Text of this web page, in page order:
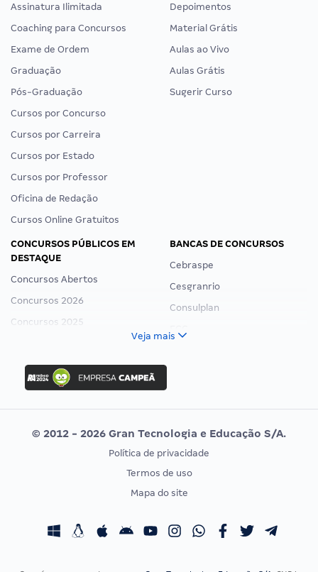
Assinatura Ilimitada
Coaching para Concursos
Exame de Ordem
Graduação
Pós-Graduação
Cursos por Concurso
Cursos por Carreira
Cursos por Estado
Cursos por Professor
Oficina de Redação
Cursos Online Gratuitos
Depoimentos
Material Grátis
Aulas ao Vivo
Aulas Grátis
Sugerir Curso
CONCURSOS PÚBLICOS EM
DESTAQUE
Concursos Abertos
Concursos 2026
Concursos 2025
Concurso Nacional Unificado
Concurso Ibama
Concurso MPU
Editais publicados
BANCAS DE CONCURSOS
Cebraspe
Cesgranrio
Consulplan
Vunesp
CONCURSOS POR PROFISSÃO
Concursos Fiscais
EXAME DE ORDEM
Calendário OAB
Veja mais
© 2012 - 2026 Gran Tecnologia e Educação S/A.
Política de privacidade
Termos de uso
Mapa do site